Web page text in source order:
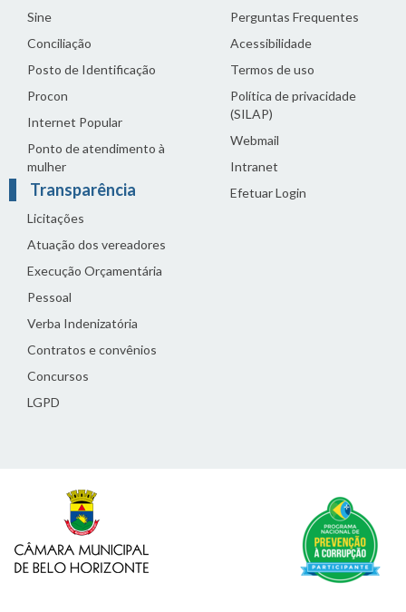
Sine
Conciliação
Posto de Identificação
Procon
Internet Popular
Ponto de atendimento à
mulher
Transparência
Licitações
Atuação dos vereadores
Execução Orçamentária
Pessoal
Verba Indenizatória
Contratos e convênios
Concursos
LGPD
Perguntas Frequentes
Acessibilidade
Termos de uso
Política de privacidade
(SILAP)
Webmail
Intranet
Efetuar Login